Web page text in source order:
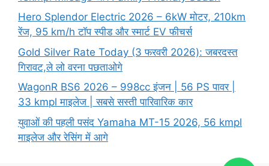
Hero Splendor Electric 2026 – 6kW मोटर, 210km
रेंज, 95 km/h टॉप स्पीड और स्मार्ट EV फीचर्स
Gold Silver Rate Today (3 फरवरी 2026): जबरदस्त
गिरावट,ले लो वरना पछताओगे
WagonR BS6 2026 – 998cc इंजन | 56 PS पावर |
33 kmpl माइलेज | सबसे सस्ती पारिवारिक कार
युवाओं की पहली पसंद Yamaha MT-15 2026, 56 kmpl
माइलेज और रेसिंग में आगे